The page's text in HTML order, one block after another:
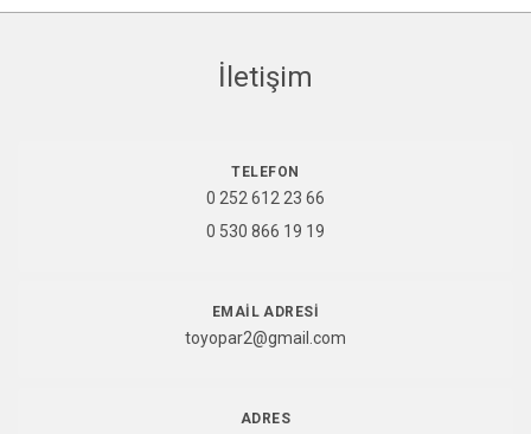
İletişim
TELEFON
0 252 612 23 66
0 530 866 19 19
EMAIL ADRESI
toyopar2@gmail.com
ADRES